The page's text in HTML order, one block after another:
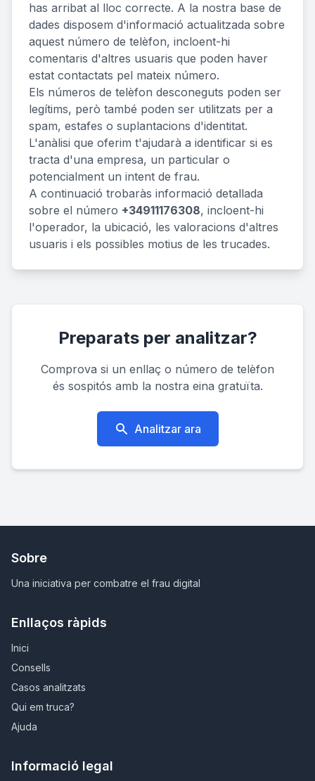
has arribat al lloc correcte. A la nostra base de
dades disposem d'informació actualitzada sobre
aquest número de telèfon, incloent-hi
comentaris d'altres usuaris que poden haver
estat contactats pel mateix número.
Els números de telèfon desconeguts poden ser
legítims, però també poden ser utilitzats per a
spam, estafes o suplantacions d'identitat.
L'anàlisi que oferim t'ajudarà a identificar si es
tracta d'una empresa, un particular o
potencialment un intent de frau.
A continuació trobaràs informació detallada
sobre el número +34911176308, incloent-hi
l'operador, la ubicació, les valoracions d'altres
usuaris i els possibles motius de les trucades.
Preparats per analitzar?
Comprova si un enllaç o número de telèfon
és sospitós amb la nostra eina gratuïta.
Analitzar ara
Sobre
Una iniciativa per combatre el frau digital
Enllaços ràpids
Inici
Consells
Casos analitzats
Qui em truca?
Ajuda
Informació legal